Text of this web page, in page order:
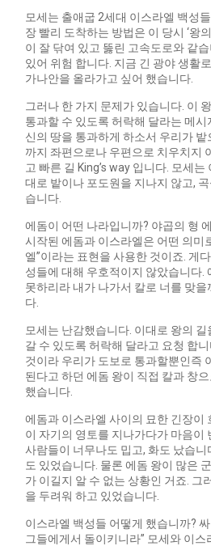
모세는 출애굽 2세대 이스라엘 백성
장 빨리 도착하는 방법은 이 당시 ‘왕
이 잘 닦여 있고 뚫린 고속도로와 같
있어 위험 합니다. 지금 긴 광야 생활
가나안을 올라가고 싶어 했습니다.
그러나 한 가지 문제가 있습니다. 이
통과할 수 있도록 허락해 달라는 메
신의 땅을 통과하게 하소서 우리가
까지 좌편으로나 우편으로 치우치지
고 빠른 길 King’s way 입니다. 모세
대로 밭이나 포도원을 지나지 않고,
습니다.
에돔이 어떤 나라입니까? 야곱의 형
시작된 에돔과 이스라엘은 어떤 의미
엘”이라는 표현을 사용한 것이죠. 게
성들에 대해 우호적이지 않았습니다.
못하리라 내가 나가서 칼로 너를 맞
다.
모세는 난감했습니다. 이대로 왕의
갈 수 있도록 허락해 달라고 요청 합
것이라 우리가 도보로 통과할뿐인즉
된다고 하던 에돔 왕이 직접 칼과 창
했습니다.
에돔과 이스라엘 사이의 묘한 긴장이
이 자기의 영토를 지나가다가 마음이
사람들이 너무나도 밉고, 화도 났습
도 있었습니다. 물론 에돔 왕이 많은
가 이길지 알 수 없는 상황인 거죠.
을 두려워 하고 있었습니다.
이스라엘 백성들 어떻게 했습니까?
그들에게서 돌이키니라” 모세와 이